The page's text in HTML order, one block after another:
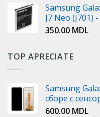
Samsung
J7 Neo (J701)
350.00 MDL
TOP APRECIATE
Samsung
сборе с
600.00 MDL